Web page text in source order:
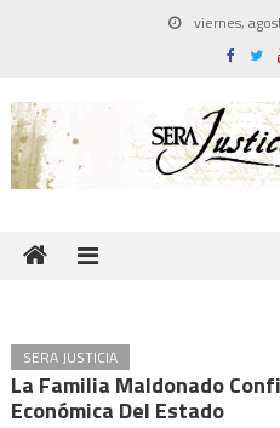
viernes,
SERA JUSTICIA
La Familia Maldonado
Económica Del Estado